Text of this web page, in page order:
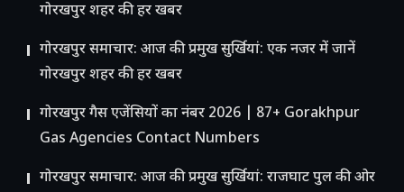
गोरखपुर शहर की हर खबर
गोरखपुर समाचार: आज की प्रमुख सुर्खियां: एक नजर में जानें
गोरखपुर शहर की हर खबर
गोरखपुर गैस एजेंसियों का नंबर 2026 | 87+ Gorakhpur
Gas Agencies Contact Numbers
गोरखपुर समाचार: आज की प्रमुख सुर्खियां: राजघाट पुल की ओर